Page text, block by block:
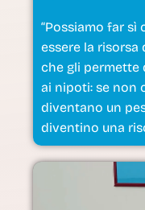
“Possiamo far
essere la risorsa
che gli permette
ai nipoti: se non
diventano un
diventino una